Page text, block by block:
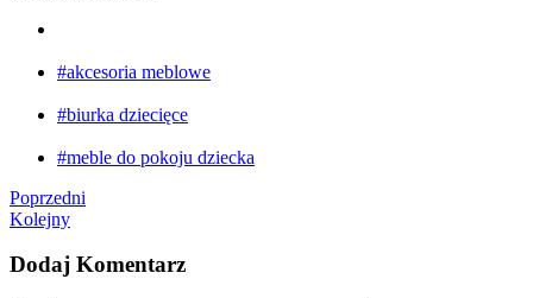
#akcesoria meblowe
#biurka dziecięce
#meble do pokoju dziecka
Poprzedni
Kolejny
Dodaj Komentarz